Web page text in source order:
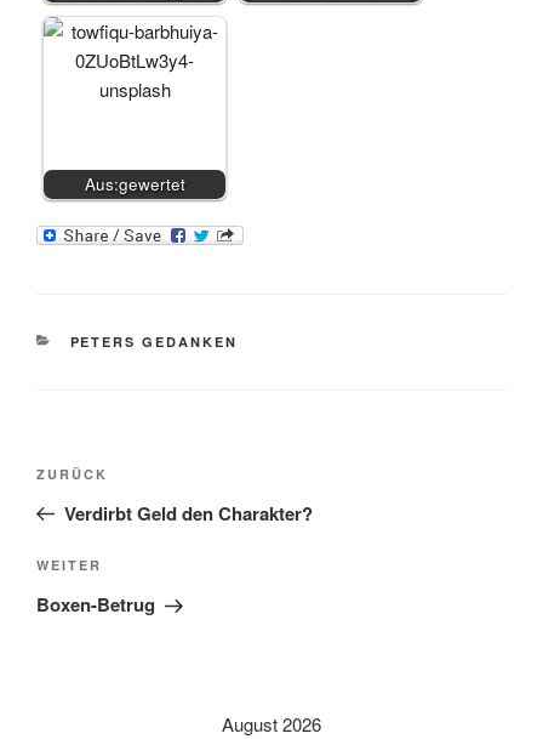
Aus:gewertet
KATEGORIEN
PETERS GEDANKEN
Beitragsnavigation
Vorheriger
Beitrag
ZURÜCK
Verdirbt Geld den Charakter?
Nächster
Beitrag
WEITER
Boxen-Betrug
August 2026